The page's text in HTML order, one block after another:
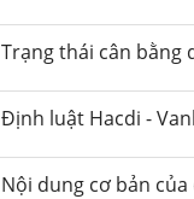
Trạng thái cân bằng
Định luật Hacdi -
Nội dung cơ bản